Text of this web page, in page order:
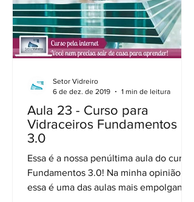
Aula 23 - Curso para
Vidraceiros Fundamentos
3.0
Essa é a nossa penúltima aula do curso
Fundamentos 3.0! Na minha opinião,
essa é uma das aulas mais empolgantes
Setor Vidreiro
6 de dez. de 2019
1 min de leitura